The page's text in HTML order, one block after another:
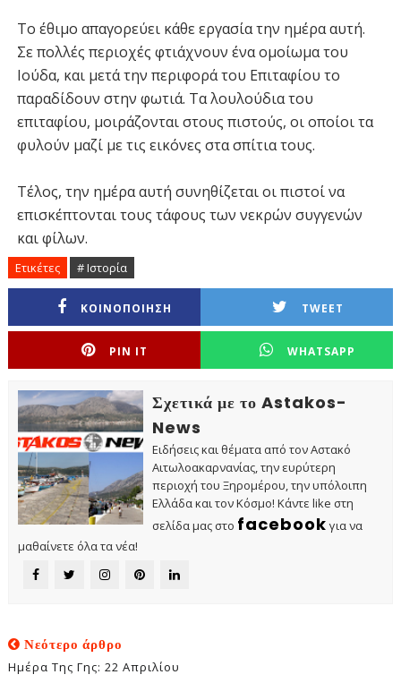
Το έθιμο απαγορεύει κάθε εργασία την ημέρα αυτή.
Σε πολλές περιοχές φτιάχνουν ένα ομοίωμα του
Ιούδα, και μετά την περιφορά του Επιταφίου το
παραδίδουν στην φωτιά. Τα λουλούδια του
επιταφίου, μοιράζονται στους πιστούς, οι οποίοι τα
φυλούν μαζί με τις εικόνες στα σπίτια τους.
Τέλος, την ημέρα αυτή συνηθίζεται οι πιστοί να
επισκέπτονται τους τάφους των νεκρών συγγενών
και φίλων.
Ετικέτες # Ιστορία
ΚΟΙΝΟΠΟΙΗΣΗ TWEET
PIN IT WHATSAPP
Σχετικά με το Astakos-
News
Ειδήσεις και θέματα από τον Αστακό
Αιτωλοακαρνανίας, την ευρύτερη
περιοχή του Ξηρομέρου, την υπόλοιπη
Ελλάδα και τον Κόσμο! Κάντε like στη
σελίδα μας στο facebook για να
μαθαίνετε όλα τα νέα!
Νεότερο άρθρο
Ημέρα Της Γης: 22 Απριλίου